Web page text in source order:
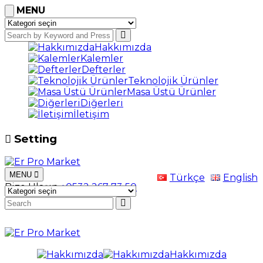
MENU
Hakkımızda
Kalemler
Defterler
Teknolojik Ürünler
Masa Üstü Ürünler
Diğerleri
İletişim
Setting
MENU
Bize Ulaşın+0532 267 73 50
Türkçe English
Hakkımızda